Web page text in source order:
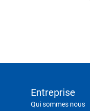
Entreprise
Qui sommes nous